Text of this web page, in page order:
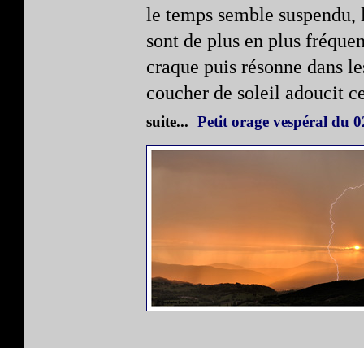
le temps semble
sont de plus en plus
craque puis résonne dans
coucher de soleil adoucit
suite... Petit orage vespéral du